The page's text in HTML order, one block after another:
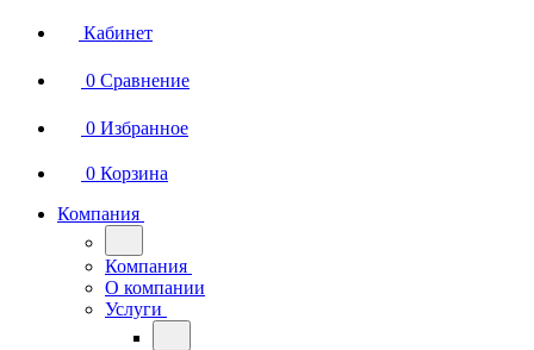
Кабинет
0 Сравнение
0 Избранное
0 Корзина
Компания
Компания
О компании
Услуги